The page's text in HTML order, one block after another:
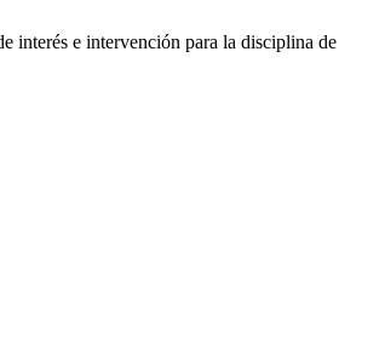
interés e intervención para la disciplina de